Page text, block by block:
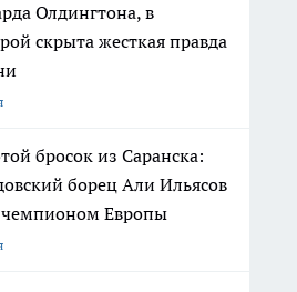
Олдингтона, в
скрыта жесткая правда
бросок из Саранска:
борец Али Ильясов
чемпионом Европы